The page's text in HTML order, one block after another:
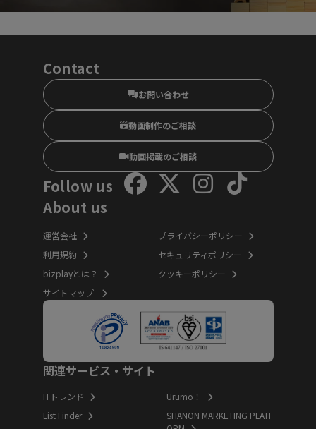
Contact
お問い合わせ
動画制作のご相談
動画掲載のご相談
Follow us
About us
運営会社
利用規約
bizplayとは？
サイトマップ
プライバシーポリシー
セキュリティポリシー
クッキーポリシー
関連サービス・サイト
ITトレンド
List Finder
Urumo！
SHANON MARKETING PLATF